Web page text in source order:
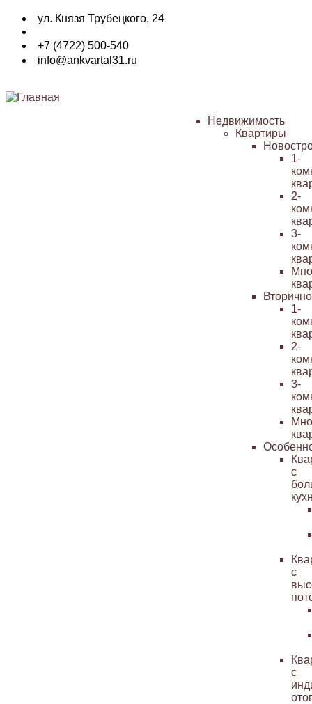
Перейти
основному
содержанию
ул. Князя Трубецкого, 24
+7 (4722) 500-540
info@ankvartal31.ru
Основная
Недвижимость
Квартиры
1-
2-
3-
1-
2-
3-
с
с
с